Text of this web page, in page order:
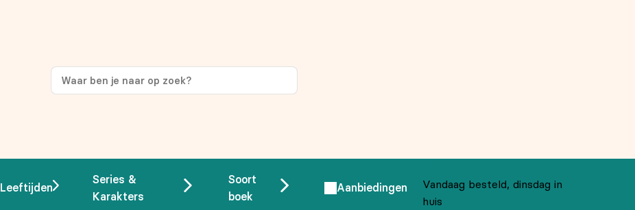
Leeftijden
Series &
Karakters
Soort
boek
Aanbiedingen
Vandaag besteld, dinsdag in
huis
op je eerste aankoop!